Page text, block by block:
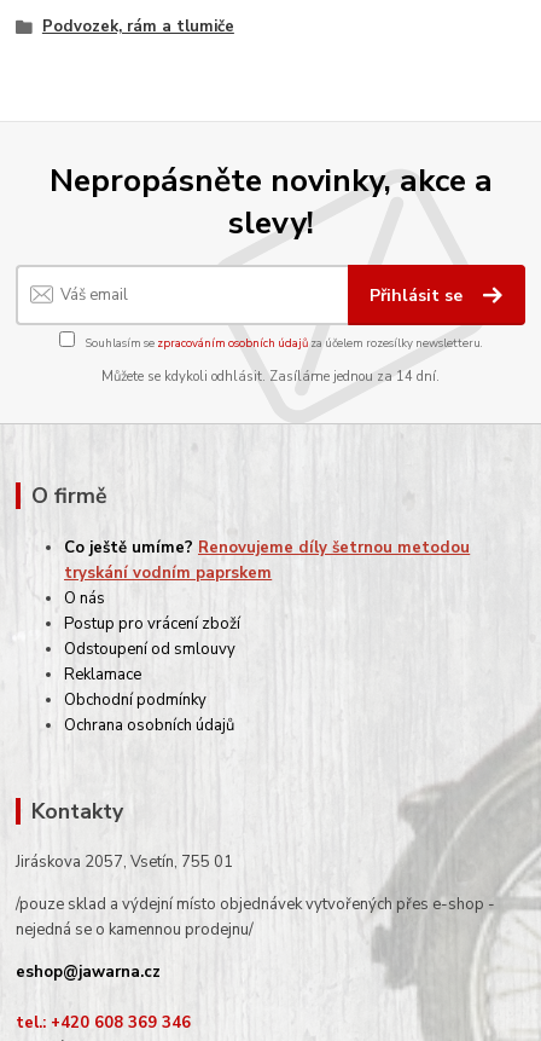
Podvozek, rám a tlumiče
Nepropásněte novinky, akce a
slevy!
Přihlásit se
Souhlasím se zpracováním osobních údajůza účelem rozesílky newsletteru.
Můžete se kdykoli odhlásit. Zasíláme jednou za 14 dní.
O firmě
Co ještě umíme? Renovujeme díly šetrnou metodou
tryskání vodním paprskem
O nás
Postup pro vrácení zboží
Odstoupení od smlouvy
Reklamace
Obchodní podmínky
Ochrana osobních údajů
Kontakty
Jiráskova 2057, Vsetín, 755 01
/pouze sklad a výdejní místo objednávek vytvořených přes e-shop -
nejedná se o kamennou prodejnu/
eshop@jawarna.cz
tel.: +420 608 369 346